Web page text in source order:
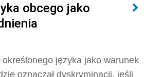
obcego jako
języka jako warunek
oznaczał dyskryminacji, jeśli